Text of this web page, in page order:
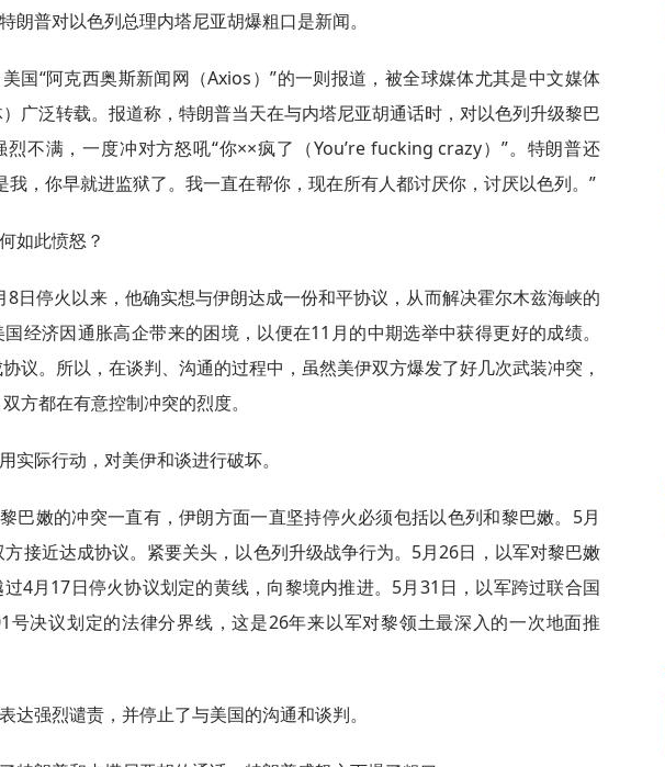
朗普对以色列总理内塔尼亚胡爆粗口是新闻。
国“阿克西奥斯新闻网（Axios）”的一则报道，被全球媒体尤其是中文媒体
）广泛转载。报道称，特朗普当天在与内塔尼亚胡通话时，对以色列升级黎巴
烈不满，一度冲对方怒吼“你××疯了（You’re fucking crazy）”。特朗普还
我，你早就进监狱了。我一直在帮你，现在所有人都讨厌你，讨厌以色列。”
如此愤怒？
8日停火以来，他确实想与伊朗达成一份和平协议，从而解决霍尔木兹海峡的
经济因通胀高企带来的困境，以便在11月的中期选举中获得更好的成绩。
议。所以，在谈判、沟通的过程中，虽然美伊双方爆发了好几次武装冲突，
方都在有意控制冲突的烈度。
实际行动，对美伊和谈进行破坏。
巴嫩的冲突一直有，伊朗方面一直坚持停火必须包括以色列和黎巴嫩。5月
接近达成协议。紧要关头，以色列升级战争行为。5月26日，以军对黎巴嫩
4月17日停火协议划定的黄线，向黎境内推进。5月31日，以军跨过联合国
号决议划定的法律分界线，这是26年来以军对黎领土最深入的一次地面推
达强烈谴责，并停止了与美国的沟通和谈判。